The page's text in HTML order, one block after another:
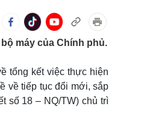
Doanh nghiệp
Doanh nhân
Vì cộng đồng
máy của Chính phủ.
tổng kết việc thực hiện
về tiếp tục đổi mới, sắp
số 18 – NQ/TW) chủ trì